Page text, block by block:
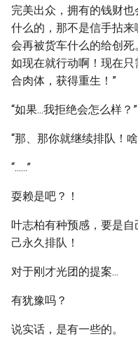
完美出众，拥有的钱财
什么的，那不是信手拈
会再被货车什么的给创
如现在就行动啊！现在
合肉体，获得重生！”
“如果...我拒绝会怎么样？”
“那、那你就继续排队！
“......”
耍赖是吧？！
叶志柏有种预感，要是
己永久排队！
对于刚才光团的提案...
有犹豫吗？
说实话，是有一些的。